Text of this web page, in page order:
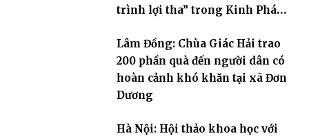
trình lợi tha” trong Kinh Pháp
Lâm Đồng: Chùa Giác Hải trao
200 phần quà đến người dân có
hoàn cảnh khó khăn tại xã Đơn
Dương
Hà Nội: Hội thảo khoa học với